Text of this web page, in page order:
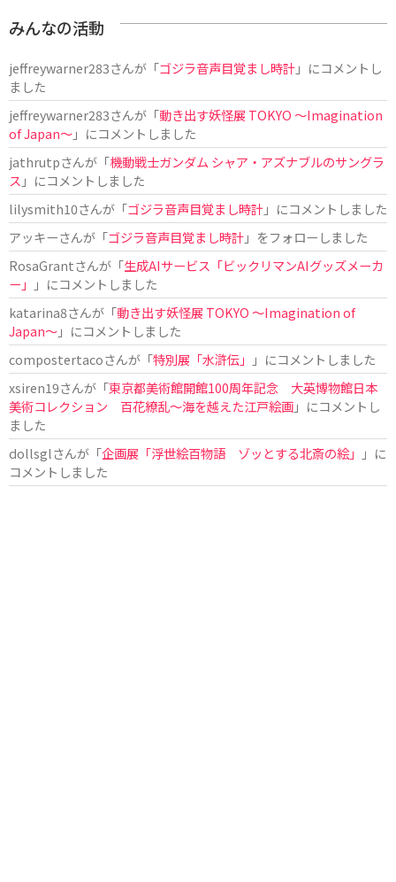
みんなの活動
jeffreywarner283さんが「ゴジラ音声目覚まし時計」にコメントし
ました
jeffreywarner283さんが「動き出す妖怪展 TOKYO 〜Imagination
of Japan〜」にコメントしました
jathrutpさんが「機動戦士ガンダム シャア・アズナブルのサングラ
ス 」にコメントしました
lilysmith10さんが「ゴジラ音声目覚まし時計」にコメントしました
アッキーさんが「ゴジラ音声目覚まし時計」をフォローしました
RosaGrantさんが「生成AIサービス「ビックリマンAIグッズメーカ
ー」
」にコメントしました
katarina8さんが「動き出す妖怪展 TOKYO 〜Imagination of
Japan〜」にコメントしました
compostertacoさんが「特別展「水滸伝」
」にコメントしました
xsiren19さんが「東京都美術館開館100周年記念 大英博物館日本
美術コレクション 百花繚乱～海を越えた江戸絵画」にコメントし
ました
dollsglさんが「企画展「浮世絵百物語 ゾッとする北斎の絵」
」に
コメントしました